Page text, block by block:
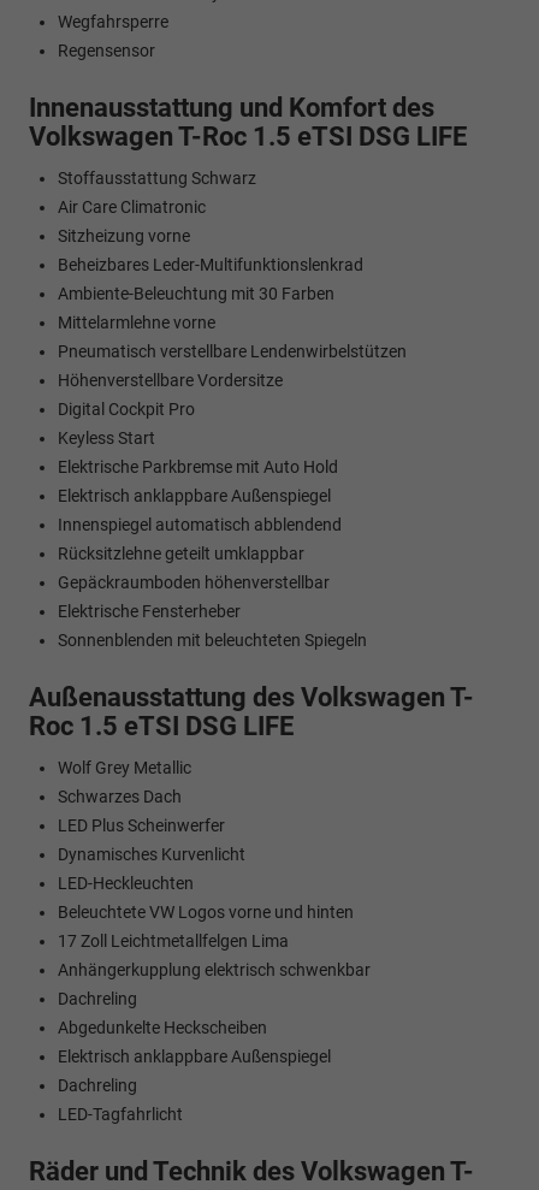
Wegfahrsperre
Regensensor
Innenausstattung und Komfort des
Volkswagen T-Roc 1.5 eTSI DSG LIFE
Stoffausstattung Schwarz
Air Care Climatronic
Sitzheizung vorne
Beheizbares Leder-Multifunktionslenkrad
Ambiente-Beleuchtung mit 30 Farben
Mittelarmlehne vorne
Pneumatisch verstellbare Lendenwirbelstützen
Höhenverstellbare Vordersitze
Digital Cockpit Pro
Keyless Start
Elektrische Parkbremse mit Auto Hold
Elektrisch anklappbare Außenspiegel
Innenspiegel automatisch abblendend
Rücksitzlehne geteilt umklappbar
Gepäckraumboden höhenverstellbar
Elektrische Fensterheber
Sonnenblenden mit beleuchteten Spiegeln
Außenausstattung des Volkswagen T-
Roc 1.5 eTSI DSG LIFE
Wolf Grey Metallic
Schwarzes Dach
LED Plus Scheinwerfer
Dynamisches Kurvenlicht
LED-Heckleuchten
Beleuchtete VW Logos vorne und hinten
17 Zoll Leichtmetallfelgen Lima
Anhängerkupplung elektrisch schwenkbar
Dachreling
Abgedunkelte Heckscheiben
Elektrisch anklappbare Außenspiegel
Dachreling
LED-Tagfahrlicht
Räder und Technik des Volkswagen T-